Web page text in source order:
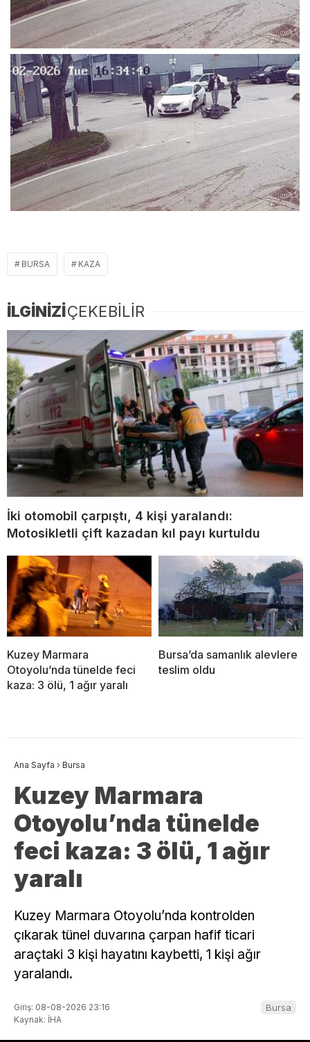
BURSA KAZA
İLGİNİZİÇEKEBİLİR
İki otomobil çarpıştı, 4 kişi yaralandı:
Motosikletli çift kazadan kıl payı kurtuldu
Kuzey Marmara
Otoyolu’nda tünelde feci
kaza: 3 ölü, 1 ağır yaralı
Bursa’da samanlık alevlere
teslim oldu
Ana Sayfa › Bursa
Kuzey Marmara
Otoyolu’nda tünelde
feci kaza: 3 ölü, 1 ağır
yaralı
Kuzey Marmara Otoyolu’nda kontrolden
çıkarak tünel duvarına çarpan hafif ticari
araçtaki 3 kişi hayatını kaybetti, 1 kişi ağır
yaralandı.
Giriş: 08-08-2026 23:16
Kaynak: İHA
Bursa